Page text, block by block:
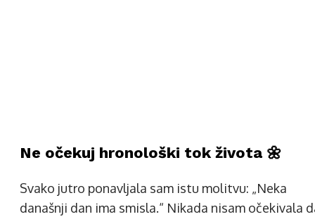
Ne očekuj hronološki tok života 🌼
Svako jutro ponavljala sam istu molitvu: „Neka
današnji dan ima smisla.“ Nikada nisam očekivala